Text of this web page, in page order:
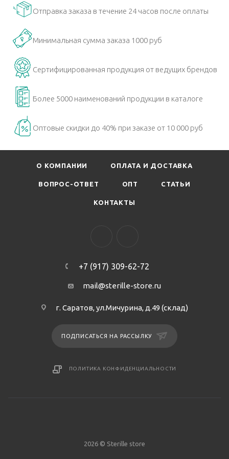
Отправка заказа в течение 24 часов после оплаты
Минимальная сумма заказа 1000 руб
Сертифицированная продукция от ведущих брендов
Более 5000 наименований продукции в каталоге
Оптовые скидки до 40% при заказе от 10 000 руб
О КОМПАНИИ ОПЛАТА И ДОСТАВКА
ВОПРОС-ОТВЕТ ОПТ СТАТЬИ
КОНТАКТЫ
+7 (917) 309-62-72
mail@sterille-store.ru
г. Саратов, ул.Мичурина, д.49 (склад)
ПОДПИСАТЬСЯ НА РАССЫЛКУ
ПОЛИТИКА КОНФИДЕНЦИАЛЬНОСТИ
2026 © Sterille store